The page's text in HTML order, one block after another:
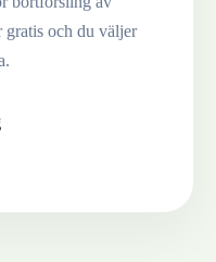
gratis och du väljer